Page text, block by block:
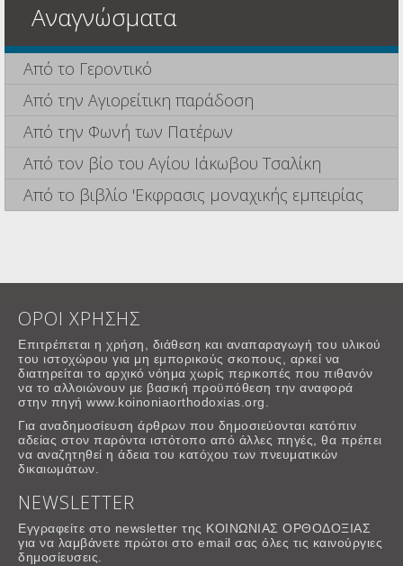
Αναγνώσματα
Από το Γεροντικό
Από την Αγιορείτικη παράδοση
Από την Φωνή των Πατέρων
Από τον βίο του Αγίου Ιάκωβου Τσαλίκη
Από το βιβλίο 'Εκφρασις μοναχικής εμπειρίας
ΟΡΟΙ ΧΡΗΣΗΣ
Επιτρέπεται η χρήση, διάθεση και αναπαραγωγή του υλικού
του ιστοχώρου για μη εμπορικούς σκοπους, αρκεί να
διατηρείται το αρχικό νόημα χωρίς περικοπές που πιθανόν
να το αλλοιώνουν με βασική προϋπόθεση την αναφορά
στην πηγή www.koinoniaorthodoxias.org.
Για αναδημοσίευση άρθρων που δημοσιεύονται κατόπιν
αδείας στον παρόντα ιστότοπο από άλλες πηγές, θα πρέπει
να αναζητηθεί η άδεια του κατόχου των πνευματικών
δικαιωμάτων.
NEWSLETTER
Εγγραφείτε στο newsletter της ΚΟΙΝΩΝΙΑΣ ΟΡΘΟΔΟΞΙΑΣ
για να λαμβάνετε πρώτοι στο email σας όλες τις καινούργιες
δημοσίευσεις.